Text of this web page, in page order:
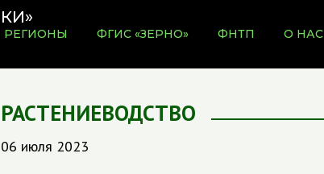
РЕГИОНЫ ФГИС «ЗЕРНО» ФНТП О НАС
РАСТЕНИЕВОДСТВО
06 июля 2023